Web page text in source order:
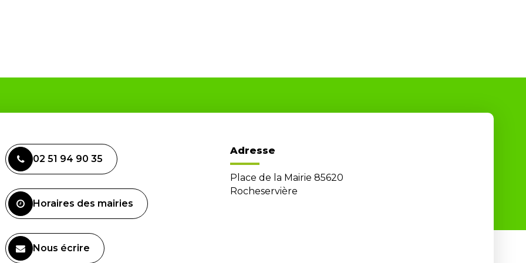
02 51 94 90 35
Horaires des mairies
Nous écrire
Adresse
Place de la Mairie 85620
Rocheservière